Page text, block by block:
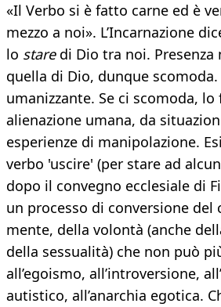
«Il Verbo si è fatto carne ed è
mezzo a noi». L’Incarnazione
lo staredi Dio tra noi. Presenza
quella di Dio, dunque scomoda.
umanizzante. Se ci scomoda,
alienazione umana, da
esperienze di manipolazione.
verbo 'uscire' (per stare ad
dopo il convegno ecclesiale di
un processo di conversione del
mente, della volontà (anche
della sessualità) che non può
all’egoismo, all’introversione,
autistico, all’anarchia egotica.